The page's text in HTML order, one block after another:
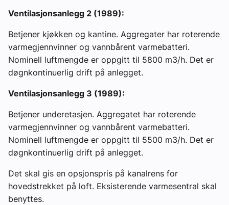
Ventilasjonsanlegg 2 (1989):
Betjener kjøkken og kantine. Aggregater har roterende
varmegjennvinner og vannbårent varmebatteri.
Nominell luftmengde er oppgitt til 5800 m3/h. Det er
døgnkontinuerlig drift på anlegget.
Ventilasjonsanlegg 3 (1989):
Betjener underetasjen. Aggregatet har roterende
varmegjennvinner og vannbårent varmebatteri.
Nominell luftmengde er oppgitt til 5500 m3/h. Det er
døgnkontinuerlig drift på anlegget.
Det skal gis en opsjonspris på kanalrens for
hovedstrekket på loft. Eksisterende varmesentral skal
benyttes.